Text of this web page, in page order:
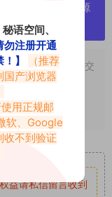
号处理，素材资源
了您的权限可以提交
！原文链接：
益请私信留言收到
语空间、
勿注册开通
】
（推荐
国产浏览器
用正规邮
软、Google
收不到验证